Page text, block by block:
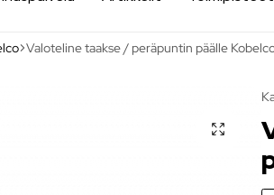
Valoteline taakse / peräpuntin päälle Kobelco